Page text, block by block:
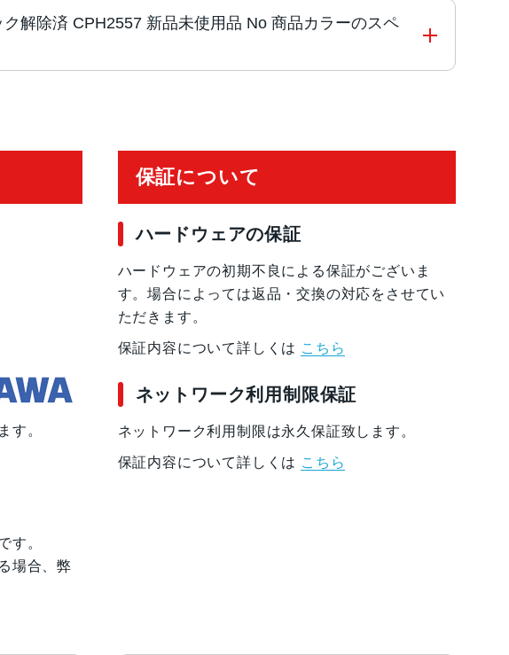
解除済 CPH2557 新品未使用品 No 商品カラーのスペ
す。
す。
場合、弊
保証について
ハードウェアの保証
ハードウェアの初期不良による保証がございま
す。場合によっては返品・交換の対応をさせてい
ただきます。
保証内容について詳しくは こちら
ネットワーク利用制限保証
ネットワーク利用制限は永久保証致します。
保証内容について詳しくは こちら